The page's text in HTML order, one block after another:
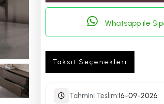
Whatsapp ile
Taksit Seçenekleri
Tahmini Teslim:16-09-2026